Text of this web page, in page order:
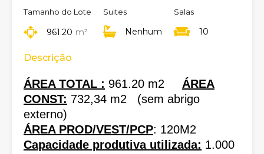
Tamanho do Lote
961.20 m²
Suites
Nenhum
Salas
10
Descrição
ÁREA TOTAL : 961.20 m2 ÁREA
CONST: 732,34 m2 (sem abrigo
externo)
ÁREA PROD/VEST/PCP: 120M2
Capacidade produtiva utilizada: 1.000